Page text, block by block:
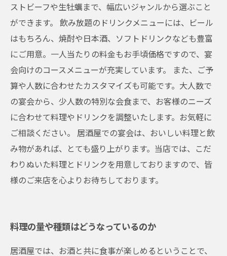
ストビーフや生牡蠣まで、幅広いジャンルから選ぶこと
ができます。 飲み放題のドリンクメニューには、ビール
はもちろん、焼酎や日本酒、ソフトドリンクなども豊富
にご用意。一人当たりの料金もお手頃価格ですので、宴
会向けのコースメニューが充実しています。 また、ご予
算や人数に合わせたカスタマイズも可能です。大人数で
の宴会から、少人数の特別な会食まで、お客様のニーズ
に合わせて料理やドリンクを調整いたします。お気軽に
ご相談ください。 居酒屋での宴会は、おいしい料理と飲
み物があれば、とても盛り上がります。当店では、こだ
わりぬいた料理とドリンクを用意しておりますので、皆
様のご来店を心よりお待ちしております。
料理の量や種類はどうなっているのか
居酒屋では、お酒と共に食事が楽しめるということで、